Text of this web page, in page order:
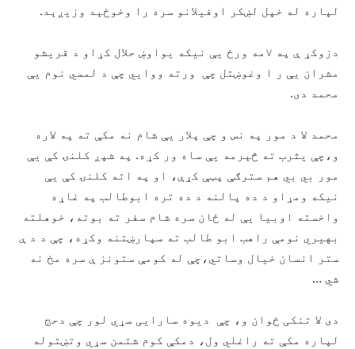
لپاره له خپل لښکر اوفیلانو سره را وخوځېد وزیږېد.
دزوکړ ې په ۷مه ورځ یې نیکه یواوښ حلال کړاو د قریشو
مشران یې ر ا وغوښتل چې ورته ووایي چې د لمسي نوم یې
محمد دی.
محمد لا د مور په نس و چې پلار یې شام نه مکې ته په لاره
و،چې یثرب ته څېرمه یې ساه ور کړه. په شپږ کلنۍ کې یې
مور بي بي هم سترګې پټې کړې، او په اته کلنۍ کې یې
نیکه ومړاو د ده پالنه د ده تره ابوطالب په غاړه
واخسته اوبیا یې له ځان سره شام سفر ته بوته، خوهلته
بهیري نومې راهب ابو طالب ته سپارښتنه وکړه، چې د د ې
ستر انسان خیال وساتي،چې له کومې ستونز ې سره مخ نه
شي …
دی لا تنکی ځوان و، چې دیوه سارایی سړي لور چې دحج
لپاره مکې ته راغلي ول، دمکې کوم شتمن سړي وتښتوله